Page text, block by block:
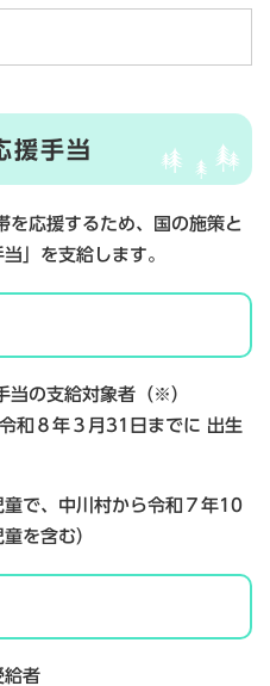
援手当
を応援するため、国の施策と
」を支給します。
当の支給対象者（※）
和８年３月31日までに 出生
で、中川村から令和７年10
を含む）
給者